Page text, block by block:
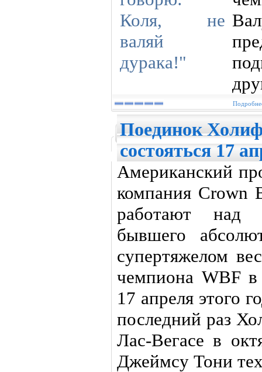
Поединок
состояться 17
Американский
компания Crown
работают над
бывшего
супертяжелом
чемпиона WBF
17 апреля этого
последний раз
Лас-Вегасе в
Джеймсу Тони